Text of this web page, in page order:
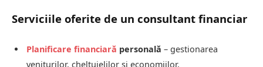
Serviciile oferite de un consultant financiar
Planificare financiară personală – gestionarea
veniturilor, cheltuielilor și economiilor.